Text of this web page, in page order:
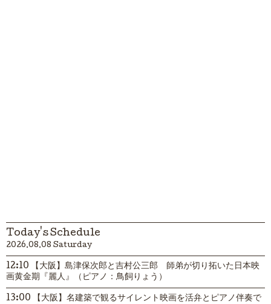
Today's Schedule
2026.08.08 Saturday
12:10 【大阪】島津保次郎と吉村公三郎 師弟が切り拓いた日本映
画黄金期『麗人』（ピアノ：鳥飼りょう）
13:00 【大阪】名建築で観るサイレント映画を活弁とピアノ伴奏で